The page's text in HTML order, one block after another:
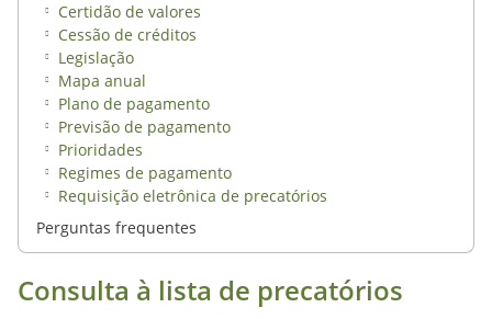
Certidão de valores
Cessão de créditos
Legislação
Mapa anual
Plano de pagamento
Previsão de pagamento
Prioridades
Regimes de pagamento
Requisição eletrônica de precatórios
Perguntas frequentes
Consulta à lista de precatórios